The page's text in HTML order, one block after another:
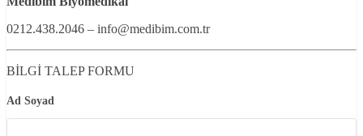
0212.438.2046 – info@medibim.com.tr
BİLGİ TALEP FORMU
Ad Soyad